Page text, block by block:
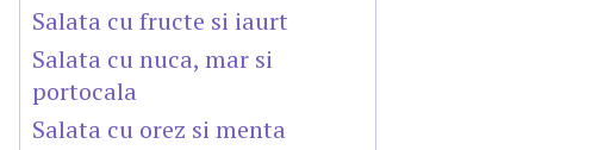
Salata cu fructe si iaurt
Salata cu nuca, mar si
portocala
Salata cu orez si menta